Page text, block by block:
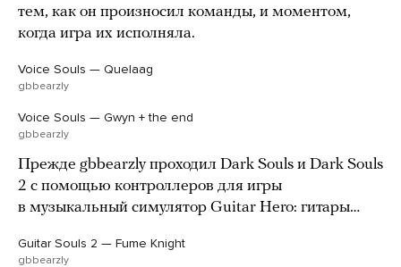
тем, как он произносил команды, и моментом,
когда игра их исполняла.
Voice Souls — Quelaag
gbbearzly
Voice Souls — Gwyn + the end
gbbearzly
Прежде gbbearzly проходил Dark Souls и Dark Souls
2 с помощью контроллеров для игры
в музыкальный симулятор Guitar Hero: гитары…
Guitar Souls 2 — Fume Knight
gbbearzly